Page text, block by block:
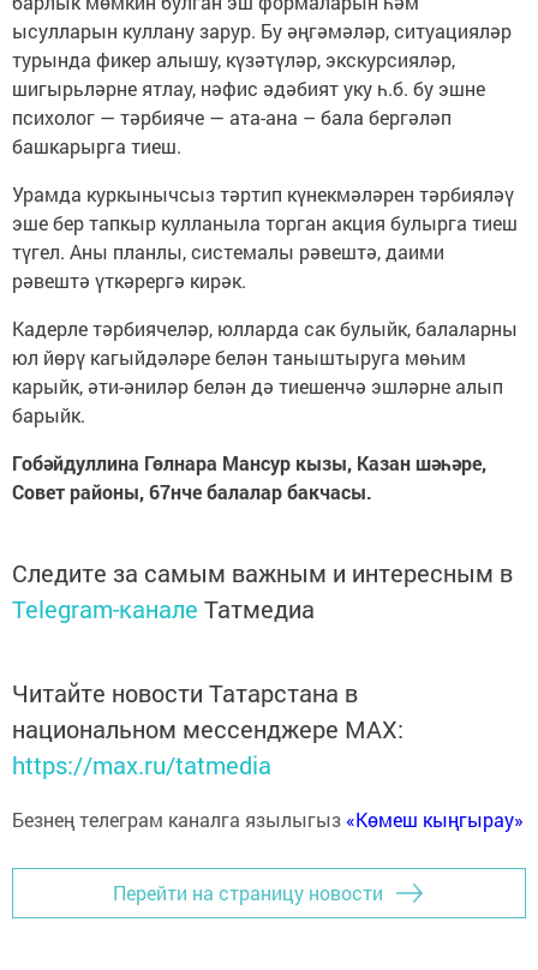
ысулларын куллану зарур. Бу әңгәмәләр, ситуацияләр
турында фикер алышу, күзәтүләр, экскурсияләр,
шигырьләрне ятлау, нәфис әдәбият уку һ.б. бу эшне
психолог — тәрбияче — ата-ана – бала бергәләп
башкарырга тиеш.
Урамда куркынычсыз тәртип күнекмәләрен тәрбияләү
эше бер тапкыр кулланыла торган акция булырга тиеш
түгел. Аны планлы, системалы рәвештә, даими
рәвештә үткәрергә кирәк.
Кадерле тәрбиячеләр, юлларда сак булыйк, балаларны
юл йөрү кагыйдәләре белән таныштыруга мөһим
карыйк, әти-әниләр белән дә тиешенчә эшләрне алып
барыйк.
Гобәйдуллина Гөлнара Мансур кызы, Казан шәһәре,
Совет районы, 67нче балалар бакчасы.
Следите за самым важным и интересным в
Telegram-канале Татмедиа
Читайте новости Татарстана в
национальном мессенджере MАХ:
https://max.ru/tatmedia
Безнең телеграм каналга язылыгыз «Көмеш кыңгырау»
Перейти на страницу новости